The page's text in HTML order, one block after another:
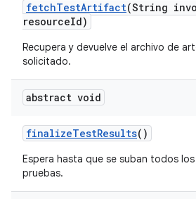
fetchTestArtifact(String
resourceId)
Recupera y devuelve el archivo de
solicitado.
abstract void
finalizeTestResults()
Espera hasta que se suban todos
pruebas.